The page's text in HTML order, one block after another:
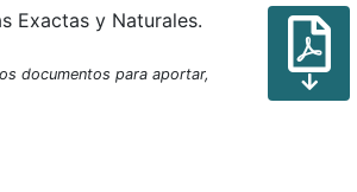
Exactas y Naturales.
documentos para aportar,